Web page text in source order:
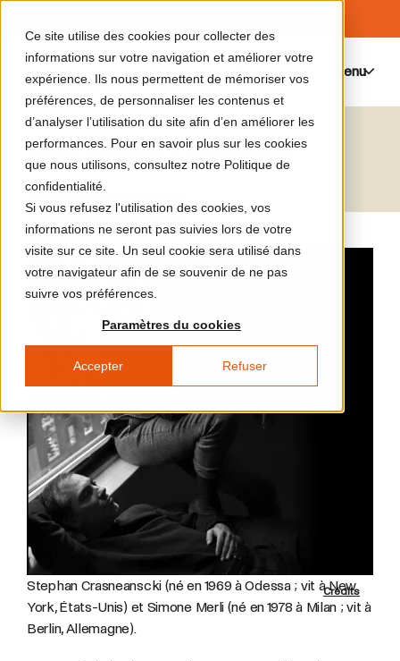
Ce site utilise des cookies pour collecter des
informations sur votre navigation et améliorer votre
expérience. Ils nous permettent de mémoriser vos
préférences, de personnaliser les contenus et
d’analyser l’utilisation du site afin d’en améliorer les
performances. Pour en savoir plus sur les cookies
que nous utilisons, consultez notre Politique de
confidentialité.
Si vous refusez l'utilisation des cookies, vos
informations ne seront pas suivies lors de votre
visite sur ce site. Un seul cookie sera utilisé dans
votre navigateur afin de se souvenir de ne pas
suivre vos préférences.
Paramètres du cookies
Accepter Refuser
Menu
Soundwalk Collective
Exposition en cours
Crédits
Stephan Crasneanscki (né en 1969 à Odessa ; vit à New
York, États-Unis) et Simone Merli (né en 1978 à Milan ; vit à
Berlin, Allemagne).